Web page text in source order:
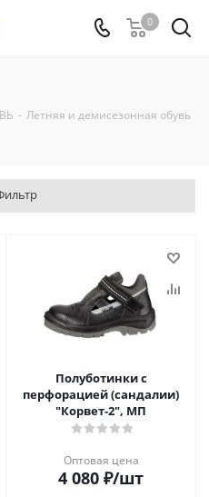
0
- Летняя и демисезонная обувь
Полуботинки с
перфорацией (сандалии)
"Корвет-2", МП
Оптовая цена
4 080 ₽/шт